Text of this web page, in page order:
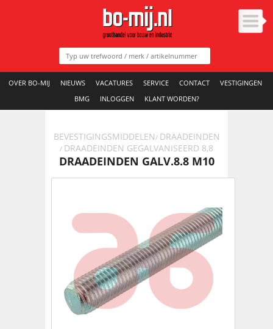
OVER BO-MIJ NIEUWS VACATURES SERVICE CONTACT
VESTIGINGEN
BMG
INLOGGEN KLANT WORDEN?
BEVESTIGINGSMIDDELEN/ DRAADEINDEN
/ DRAADEINDEN GEGALVANISEERD 8,8
DRAADEINDEN GALV.8.8 M10